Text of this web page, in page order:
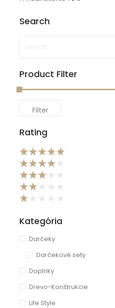
Search
Product Filter
Filter
Rating
★★★★★
★★★★
★★★
★★
★
Kategória
Darčeky
Darčekové sety
Doplnky
Drevo-Konštrukcie
Life Style